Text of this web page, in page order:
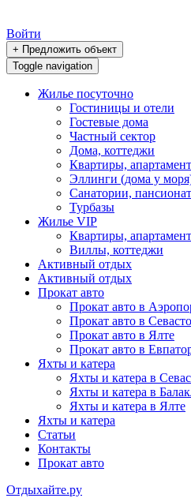
Войти
+ Предложить объект
Toggle navigation
Жилье посуточно
Гостиницы и отели
Гостевые дома
Частный сектор
Дома, коттеджи
Квартиры,
Эллинги (дома у
Санатории,
Турбазы
Жилье VIP
Квартиры,
Виллы, коттеджи
Активный отдых
Активный отдых
Прокат авто
Прокат авто в
Прокат авто в
Прокат авто в Ялте
Прокат авто в
Яхты и катера
Яхты и катера в
Яхты и катера в
Яхты и катера в Ялте
Яхты и катера
Статьи
Контакты
Прокат авто
Отдыхайте.ру